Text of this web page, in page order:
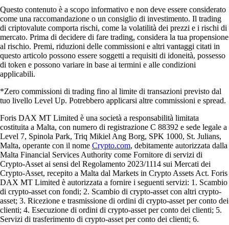
Questo contenuto è a scopo informativo e non deve essere considerato
come una raccomandazione o un consiglio di investimento. Il trading
di criptovalute comporta rischi, come la volatilità dei prezzi e i rischi di
mercato. Prima di decidere di fare trading, considera la tua propensione
al rischio. Premi, riduzioni delle commissioni e altri vantaggi citati in
questo articolo possono essere soggetti a requisiti di idoneità, possesso
di token e possono variare in base ai termini e alle condizioni
applicabili.
*Zero commissioni di trading fino al limite di transazioni previsto dal
tuo livello Level Up. Potrebbero applicarsi altre commissioni e spread.
Foris DAX MT Limited è una società a responsabilità limitata
costituita a Malta, con numero di registrazione C 88392 e sede legale a
Level 7, Spinola Park, Triq Mikiel Ang Borg, SPK 1000, St. Julians,
Malta, operante con il nome Crypto.com, debitamente autorizzata dalla
Malta Financial Services Authority come Fornitore di servizi di
Crypto-Asset ai sensi del Regolamento 2023/1114 sui Mercati dei
Crypto-Asset, recepito a Malta dal Markets in Crypto Assets Act. Foris
DAX MT Limited è autorizzata a fornire i seguenti servizi: 1. Scambio
di crypto-asset con fondi; 2. Scambio di crypto-asset con altri crypto-
asset; 3. Ricezione e trasmissione di ordini di crypto-asset per conto dei
clienti; 4. Esecuzione di ordini di crypto-asset per conto dei clienti; 5.
Servizi di trasferimento di crypto-asset per conto dei clienti; 6.